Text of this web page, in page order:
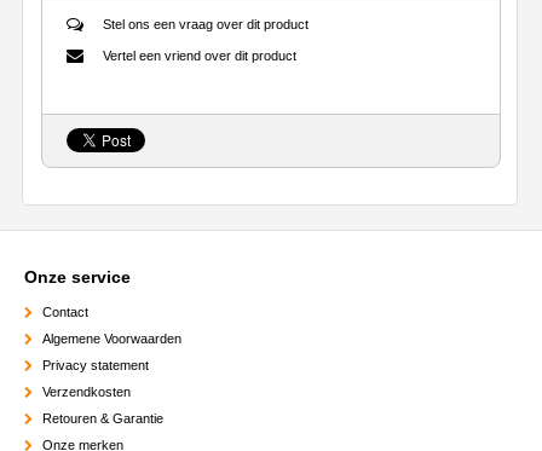
Vertel een vriend over dit product
Stel ons een vraag over dit product
Onze service
Contact
Algemene Voorwaarden
Privacy statement
Verzendkosten
Retouren & Garantie
Onze merken